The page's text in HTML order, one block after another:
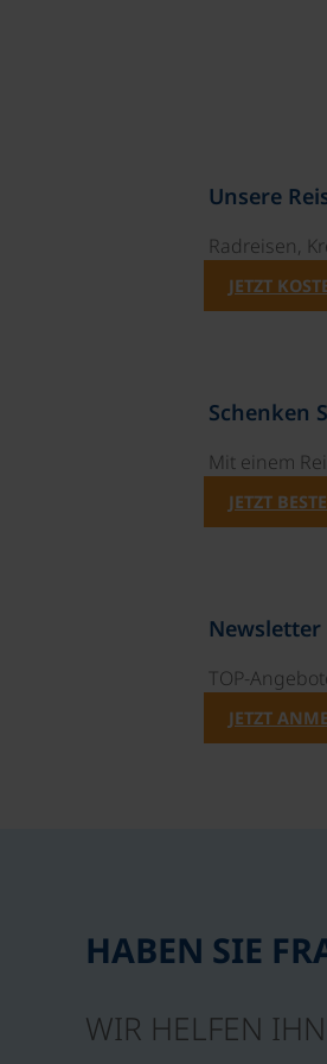
Unsere
Radreisen,
JETZT
Schenken
Mit einem
JETZT
TOP-
JETZT
HABEN SIE
WIR HELFEN